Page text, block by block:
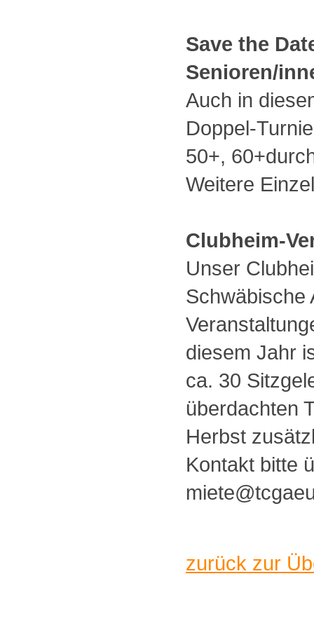
Save the
Senioren/
Auch in
Doppel-
50+,
Weitere
Clubheim-
Unser
Schwäbische
diesem Jahr
ca. 30
überdachten
Herbst
Kontakt bitte
zurück zur